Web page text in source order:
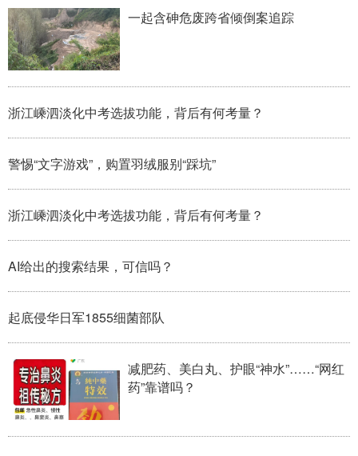
Русский язык 日本語 한국어
Deutsch Português
一起含砷危废跨省倾倒案追踪
浙江嵊泗淡化中考选拔功能，背后有何考量？
警惕“文字游戏”，购置羽绒服别“踩坑”
浙江嵊泗淡化中考选拔功能，背后有何考量？
AI给出的搜索结果，可信吗？
起底侵华日军1855细菌部队
减肥药、美白丸、护眼“神水”……“网红
药”靠谱吗？